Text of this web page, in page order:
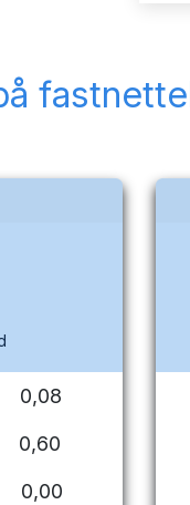
0,08
0,60
0,00